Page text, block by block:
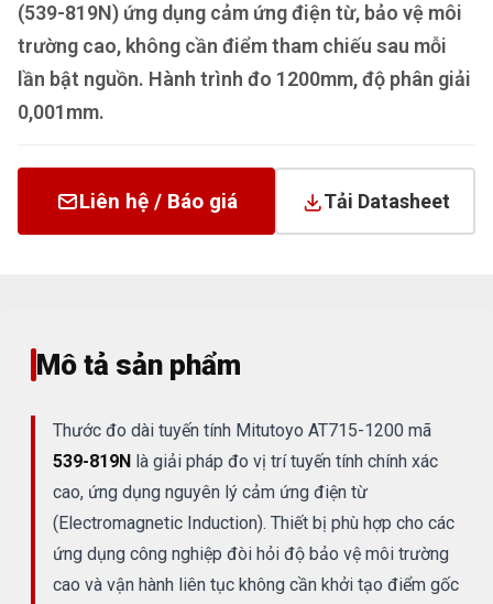
(539-819N) ứng dụng cảm ứng điện từ, bảo vệ môi
trường cao, không cần điểm tham chiếu sau mỗi
lần bật nguồn. Hành trình đo 1200mm, độ phân giải
0,001mm.
Liên hệ / Báo giá Tải Datasheet
Mô tả sản phẩm
Thước đo dài tuyến tính Mitutoyo AT715-1200 mã
539-819N là giải pháp đo vị trí tuyến tính chính xác
cao, ứng dụng nguyên lý cảm ứng điện từ
(Electromagnetic Induction). Thiết bị phù hợp cho các
ứng dụng công nghiệp đòi hỏi độ bảo vệ môi trường
cao và vận hành liên tục không cần khởi tạo điểm gốc